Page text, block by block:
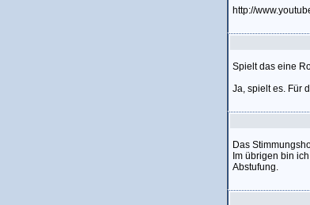
http://
Spielt das eine
Ja, spielt es. Für
Das
Im übrigen bin
Abstufung.